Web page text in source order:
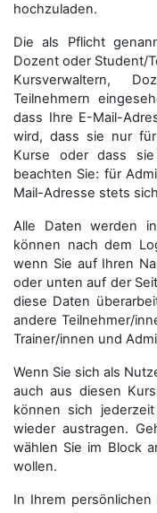
hochzuladen.
Die als Pflicht
Dozent oder Student/
Kursverwaltern,
Teilnehmern
dass Ihre E-Mail-
wird, dass sie nur
Kurse oder dass
beachten Sie: für
Mail-Adresse stets
Alle Daten werden
können nach dem
wenn Sie auf Ihren
oder unten auf der
diese Daten
andere Teilnehmer/
Trainer/innen und
Wenn Sie sich als
auch aus diesen
können sich
wieder austragen.
wählen Sie im Block
wollen.
In Ihrem